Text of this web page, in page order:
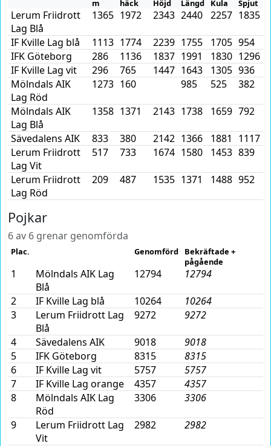
m
häck
Höjd Längd Kula Spjut
Lerum Friidrott
Lag Blå
1365 1972 2343 2440 2257 1835
IF Kville Lag blå 1113 1774 2239 1755 1705 954
IFK Göteborg
286 1136 1837 1991 1830 1296
IF Kville Lag vit
296 765 1447 1643 1305 936
Mölndals AIK
Lag Röd
1273 160 985 525 382
Mölndals AIK
Lag Blå
1358 1371 2143 1738 1659 792
Sävedalens AIK 833 380 2142 1366 1881
1117
Lerum Friidrott
Lag Vit
517 733 1674 1580 1453 839
Lerum Friidrott
Lag Röd
209 487 1535 1371 1488 952
Pojkar
6 av 6 grenar genomförda
Plac. Genomförd
Bekräftade +
pågående
1
Mölndals AIK Lag
Blå
12794 12794
2 IF Kville Lag blå 10264
10264
3
Lerum Friidrott Lag
Blå
9272 9272
4 Sävedalens AIK 9018
9018
5
IFK Göteborg 8315
8315
6
IF Kville Lag vit 5757
5757
7
IF Kville Lag orange 4357
4357
8
Mölndals AIK Lag
Röd
3306 3306
9
Lerum Friidrott Lag
Vit
2982 2982